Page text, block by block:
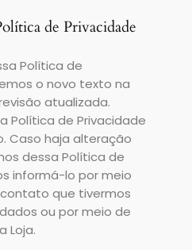
de Privacidade
Política de
o novo texto na
atualizada.
Política de Privacidade
Caso haja alteração
dessa Política de
informá-lo por meio
que tivermos
ou por meio de
Loja.